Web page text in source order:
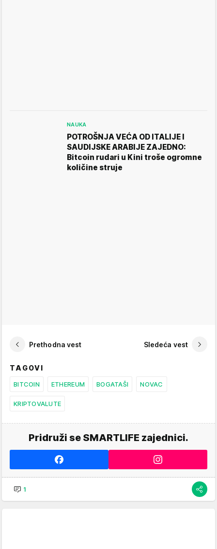
NAUKA
POTROŠNJA VEĆA OD ITALIJE I
SAUDIJSKE ARABIJE ZAJEDNO:
Bitcoin rudari u Kini troše ogromne
količine struje
Prethodna vest Sledeća vest
TAGOVI
BITCOIN ETHEREUM BOGATAŠI NOVAC
KRIPTOVALUTE
Pridruži se SMARTLIFE zajednici.
1